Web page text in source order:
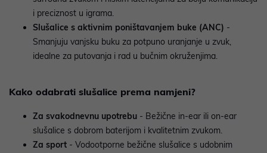
i preciznost u igrama.
Slušalice s aktivnim poništavanjem buke (ANC) -
Smanjuju vanjsku buku za potpuno uranjanje u zvuk,
idealne za putovanja i rad u bučnim okruženjima.
Kako odabrati slušalice prema namjeni?
Za svakodnevnu upotrebu - Bežične in-ear ili on-ear
slušalice s dobrom baterijom i kvalitetnim zvukom.
Za sport - Vodootporne bežične slušalice s udobnim